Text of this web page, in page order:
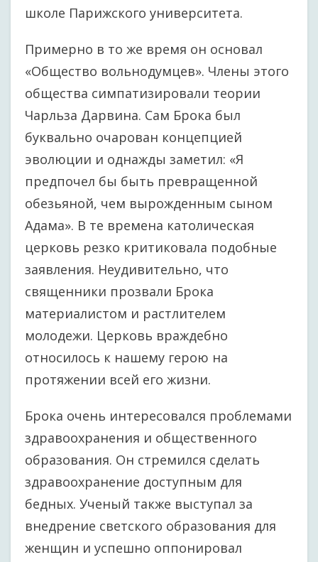
школе Парижского университета.
Примерно в то же время он основал
«Общество вольнодумцев». Члены этого
общества симпатизировали теории
Чарльза Дарвина. Сам Брока был
буквально очарован концепцией
эволюции и однажды заметил: «Я
предпочел бы быть превращенной
обезьяной, чем вырожденным сыном
Адама». В те времена католическая
церковь резко критиковала подобные
заявления. Неудивительно, что
священники прозвали Брока
материалистом и растлителем
молодежи. Церковь враждебно
относилось к нашему герою на
протяжении всей его жизни.
Брока очень интересовался проблемами
здравоохранения и общественного
образования. Он стремился сделать
здравоохранение доступным для
бедных. Ученый также выступал за
внедрение светского образования для
женщин и успешно оппонировал